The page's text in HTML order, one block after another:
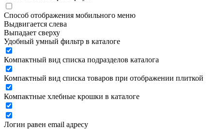
Способ отображения мобильного меню
Выдвигается слева
Выпадает сверху
Удобный умный фильтр в каталоге
Компактный вид списка подразделов каталога
Компактный вид списка товаров при отображении плиткой
Компактные хлебные крошки в каталоге
Логин равен email адресу